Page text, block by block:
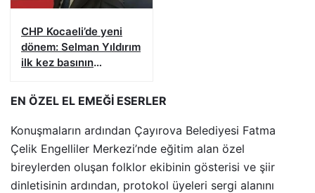
CHP Kocaeli’de yeni
dönem: Selman Yıldırım
ilk kez basının
EN ÖZEL EL EMEĞİ ESERLER
Konuşmaların ardından Çayırova Belediyesi Fatma
Çelik Engelliler Merkezi’nde eğitim alan özel
bireylerden oluşan folklor ekibinin gösterisi ve şiir
dinletisinin ardından, protokol üyeleri sergi alanını